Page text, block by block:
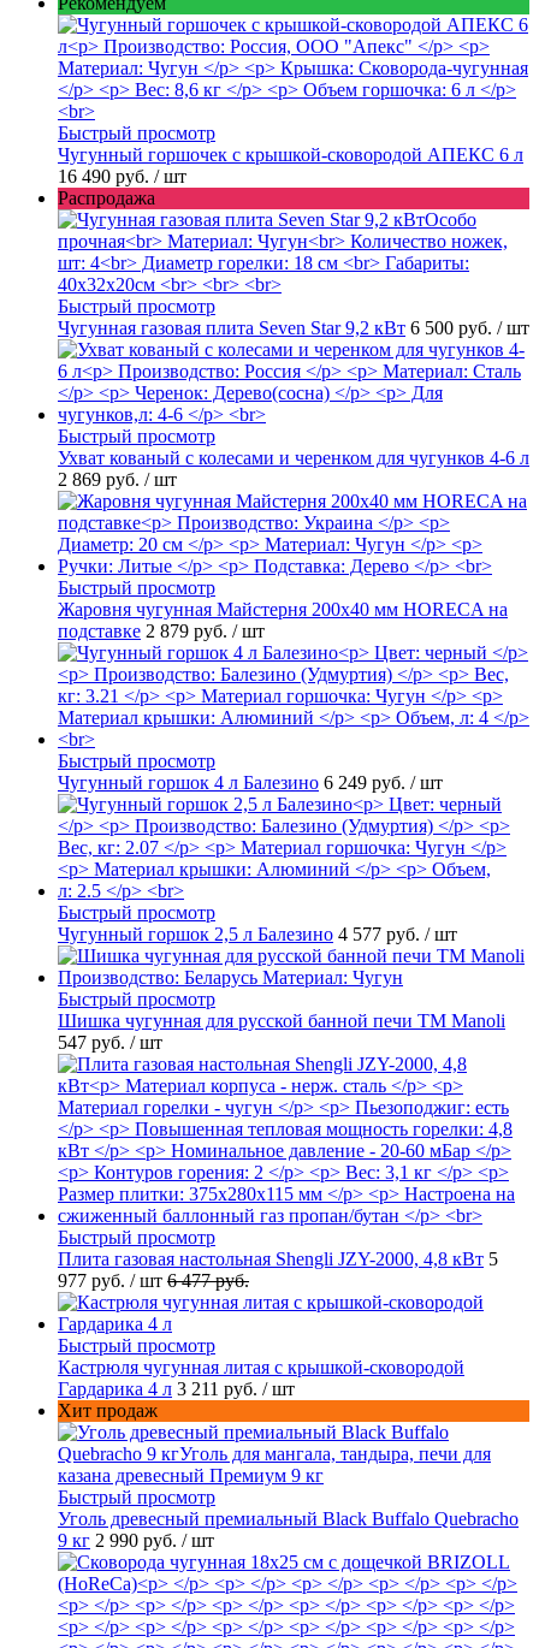
Быстрый просмотр
Чугунный горшочек с крышкой-сковородой АПЕКС 6 л
16 490 руб. / шт
Распродажа
Быстрый просмотр
Чугунная газовая плита Seven Star 9,2 кВт 6 500 руб. / шт
Быстрый просмотр
Ухват кованый с колесами и черенком для чугунков 4-6 л
2 869 руб. / шт
Быстрый просмотр
Жаровня чугунная Майстерня 200х40 мм HORECA на
подставке 2 879 руб. / шт
Быстрый просмотр
Чугунный горшок 4 л Балезино 6 249 руб. / шт
Быстрый просмотр
Чугунный горшок 2,5 л Балезино 4 577 руб. / шт
Быстрый просмотр
Шишка чугунная для русской банной печи ТМ Manoli
547 руб. / шт
Быстрый просмотр
Плита газовая настольная Shengli JZY-2000, 4,8 кВт 5
977 руб. / шт 6 477 руб.
Быстрый просмотр
Кастрюля чугунная литая с крышкой-сковородой
Гардарика 4 л 3 211 руб. / шт
Хит продаж
Быстрый просмотр
Уголь древесный премиальный Black Buffalo Quebracho
9 кг 2 990 руб. / шт